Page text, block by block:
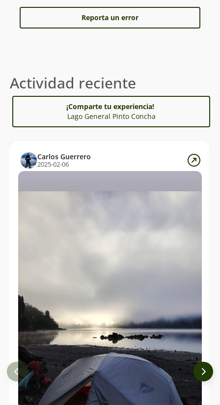
Reporta un error
Actividad reciente
¡Comparte tu experiencia!
Lago General Pinto Concha
Carlos Guerrero
2025-02-06